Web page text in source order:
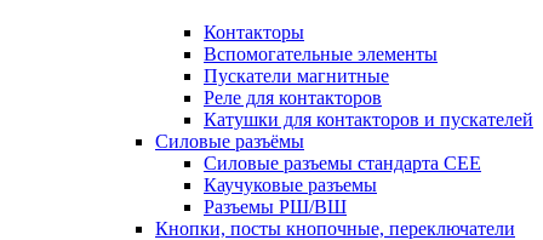
Контакторы
Вспомогательные элементы
Пускатели магнитные
Реле для контакторов
Катушки для контакторов и пускателей
Силовые разъёмы
Силовые разъемы стандарта СЕЕ
Каучуковые разъемы
Разъемы РШ/ВШ
Кнопки, посты кнопочные, переключатели